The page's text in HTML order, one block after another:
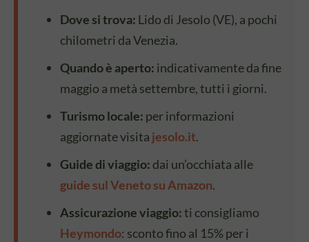
Dove si trova: Lido di Jesolo (VE), a pochi
chilometri da Venezia.
Quando è aperto: indicativamente da fine
maggio a metà settembre, tutti i giorni.
Turismo locale: per informazioni
aggiornate visita jesolo.it.
Guide di viaggio: dai un’occhiata alle
guide sul Veneto su Amazon.
Assicurazione viaggio:ti consigliamo
Heymondo: sconto fino al 15% per i